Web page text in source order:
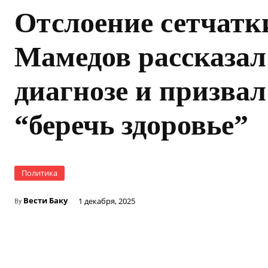
Отслоение
Мамедов
диагнозе и призвал
“беречь здоровье”
Политика
By Вести Баку 1 декабря, 2025